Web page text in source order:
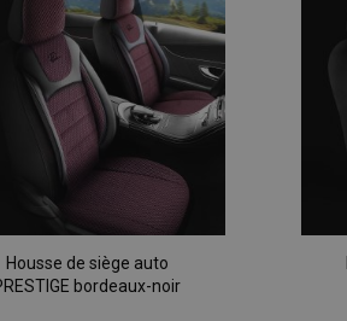
d'achats
Housse de siège auto
bordeaux-noir